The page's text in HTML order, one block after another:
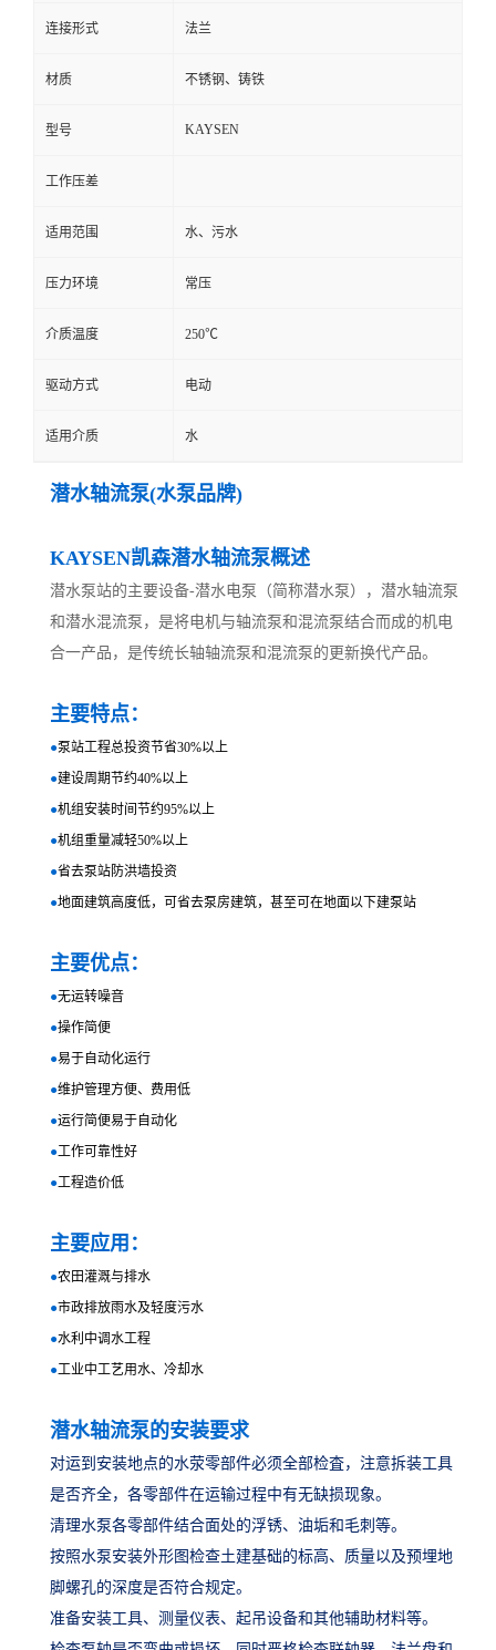
连接形式 法兰
材质 不锈钢、铸铁
型号 KAYSEN
工作压差
适用范围 水、污水
压力环境 常压
介质温度 250℃
驱动方式 电动
适用介质 水
潜水轴流泵(水泵品牌)
KAYSEN凯森潜水轴流泵概述
潜水泵站的主要设备-潜水电泵（简称潜水泵），潜水轴流泵
和潜水混流泵，是将电机与轴流泵和混流泵结合而成的机电
合一产品，是传统长轴轴流泵和混流泵的更新换代产品。
主要特点：
●泵站工程总投资节省30%以上
●建设周期节约40%以上
●机组安装时间节约95%以上
●机组重量减轻50%以上
●省去泵站防洪墙投资
●地面建筑高度低，可省去泵房建筑，甚至可在地面以下建泵站
主要优点：
●无运转噪音
●操作简便
●易于自动化运行
●维护管理方便、费用低
●运行简便易于自动化
●工作可靠性好
●工程造价低
主要应用：
●农田灌溉与排水
●市政排放雨水及轻度污水
●水利中调水工程
●工业中工艺用水、冷却水
潜水轴流泵的安装要求
对运到安装地点的水荥零部件必须全部检査，注意拆装工具
是否齐全，各零部件在运输过程中有无缺损现象。
清理水泵各零部件结合面处的浮锈、油垢和毛刺等。
按照水泵安装外形图检查土建基础的标高、质量以及预埋地
脚螺孔的深度是否符合规定。
准备安装工具、测量仪表、起吊设备和其他辅助材料等。